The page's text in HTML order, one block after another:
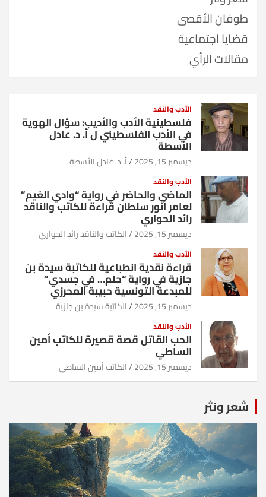
طوفان الأقصى
قضايا اجتماعية
مقالات الرأي
الأدب والنقد
فلسطينية الأدب والأديب: سؤال الهوية
في الأدب الفلسطيني ل أ. د. عادل
الأسطة
ديسمبر 15, 2025 أ. د. عادل الأسطة
الأدب والنقد
الماضي والحاضر في رواية “وادي الغيم”
لعامر أنور سلطان قراءة للكاتب والناقد
رائد الحواري
ديسمبر 15, 2025 الكاتب والناقد رائد الحواري
الأدب والنقد
قراءة نقدية انطباعية للكاتبة سيدة بن
جازية في رواية “حلم… في جسدي”
للمبدعة التونسية حبيبة المحرزي
ديسمبر 15, 2025 الكاتبة سيدة بن جازية
الأدب والنقد
الحب القاتل قصة قصيرة للكاتب أمين
الساطي
ديسمبر 15, 2025 الكاتب أمين الساطي
شعر ونثر